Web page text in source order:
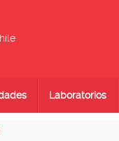
Laboratorios